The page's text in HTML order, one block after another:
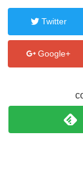
Twitter
Google+